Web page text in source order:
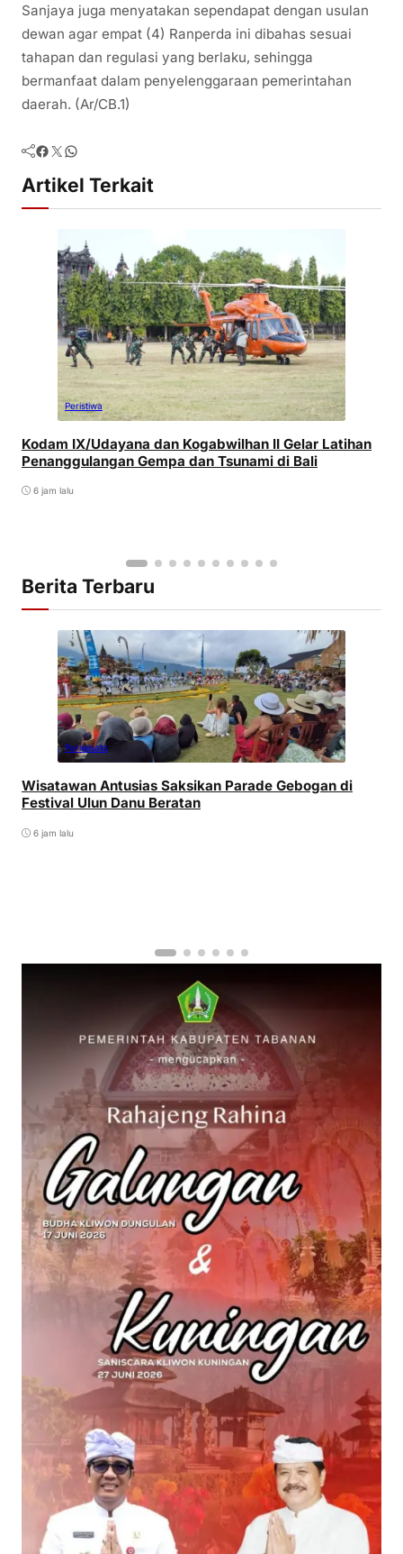
Sanjaya juga menyatakan sependapat dengan usulan
dewan agar empat (4) Ranperda ini dibahas sesuai
tahapan dan regulasi yang berlaku, sehingga
bermanfaat dalam penyelenggaraan pemerintahan
daerah. (Ar/CB.1)
Facebook Twitter WhatsApp
Artikel Terkait
Peristiwa
Kodam IX/Udayana dan Kogabwilhan II Gelar Latihan
Penanggulangan Gempa dan Tsunami di Bali
6 jam lalu
Berita Terbaru
Pariwisata
Wisatawan Antusias Saksikan Parade Gebogan di
Festival Ulun Danu Beratan
6 jam lalu